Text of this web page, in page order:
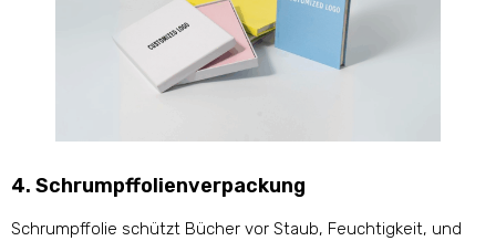
4. Schrumpffolienverpackung
Schrumpffolie schützt Bücher vor Staub, Feuchtigkeit, und